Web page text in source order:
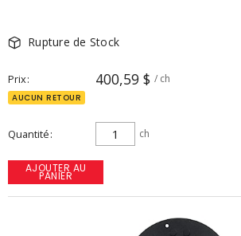
Rupture de Stock
Prix 400,59 $ / ch
AUCUN RETOUR
Quantité ch
AJOUTER AU
PANIER